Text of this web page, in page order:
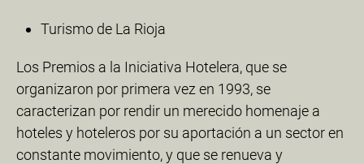
Turismo de La Rioja
Los Premios a la Iniciativa Hotelera, que se
organizaron por primera vez en 1993, se
caracterizan por rendir un merecido homenaje a
hoteles y hoteleros por su aportación a un sector en
constante movimiento, y que se renueva y